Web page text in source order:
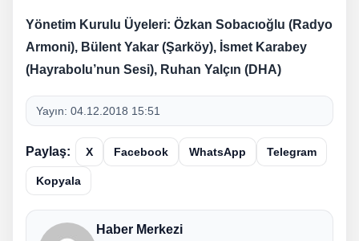
Yönetim Kurulu Üyeleri: Özkan Sobacıoğlu (Radyo
Armoni), Bülent Yakar (Şarköy), İsmet Karabey
(Hayrabolu’nun Sesi), Ruhan Yalçın (DHA)
Yayın: 04.12.2018 15:51
Paylaş: X Facebook WhatsApp Telegram
Kopyala
Haber Merkezi